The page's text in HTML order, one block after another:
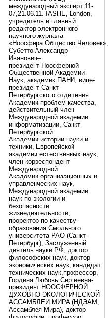
международный эксперт 11-
07,21.06.11. IASHE, London,
учредитель и главный
редактор электронного
научного журнала
«Ноосфера.Общество.Человек»,
Субетто Александр
Иванович–
президент Ноосферной
Общественной Академии
Наук, академик ПАНИ, вице-
президент Санкт-
Петербургского отделения
Академии проблем качества,
действительный член
Международной академии
информатизации, Санкт-
Петербургской
Академии истории науки и
техники, Европейской
академии естественных наук,
член-корреспондент
Международной
Академии организационных и
управленческих наук,
Международной академии
наук по экологии и
безопасности
жизнедеятельности,
проректор по качеству
образования Смольного
университета РАО (Санкт-
Петербург), Заслуженный
деятель науки РФ, доктор
философских наук, доктор
экономических наук, кандидат
технических наук,профессор,
Гордина Любовь Сергеевна-
президент НООСФЕРНОЙ
ДУХОВНО-ЭКОЛОГИЧЕСКОЙ
АССАМБЛЕИ МИРА (НДЭАМ,
Ассамблея Мира), доктор